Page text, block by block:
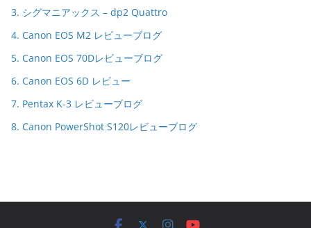
3. シグマニアックス – dp2 Quattro
4. Canon EOS M2 レビューブログ
5. Canon EOS 70Dレビューブログ
6. Canon EOS 6D レビュー
7. Pentax K-3 レビューブログ
8. Canon PowerShot S120レビューブログ